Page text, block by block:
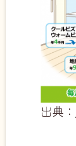
出典：